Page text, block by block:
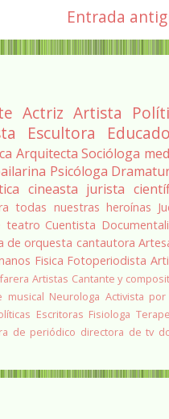
Entrada
Actriz Artista
Escultora
Arquitecta Socióloga
Psicóloga
cineasta jurista
todas nuestras heroínas
teatro Cuentista
de orquesta cantautora
Fisica Fotoperiodista
Artistas Cantante y
musical Neurologa Activista
Escritoras Fisiologa
de periódico directora de tv